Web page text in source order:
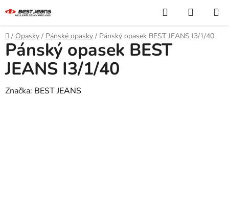
na
obsah
Hledat
KOŠÍK
Domů
/ Opasky / Pánské opasky / Pánský opasek BEST JEANS I3/1/40
Pánský opasek BEST
JEANS I3/1/40
Značka: BEST JEANS